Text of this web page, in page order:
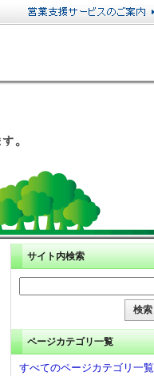
サイト内検索
ページカテゴリ一覧
すべてのページカテゴリ一覧